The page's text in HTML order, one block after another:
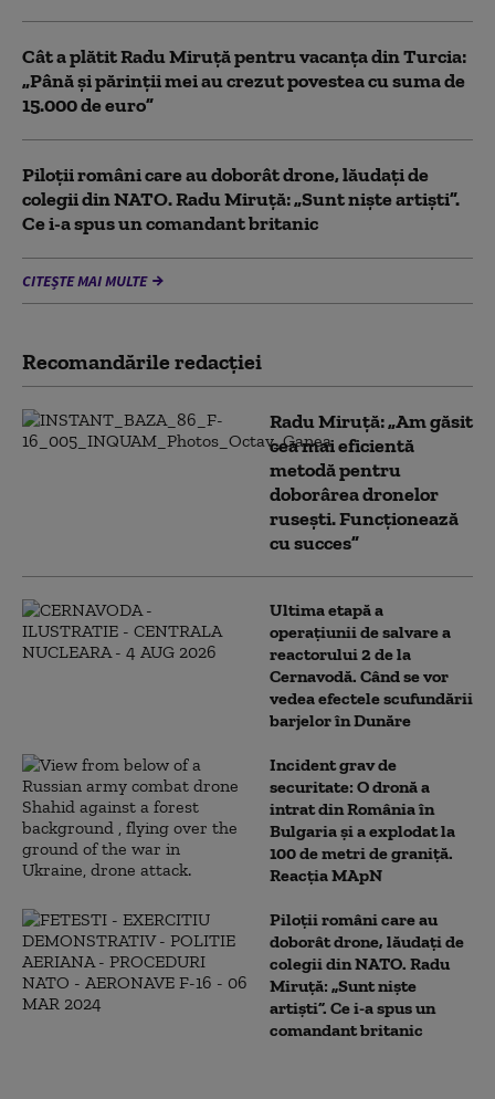
Cât a plătit Radu Miruță pentru vacanța din Turcia:
„Până și părinții mei au crezut povestea cu suma de
15.000 de euro”
Piloții români care au doborât drone, lăudați de
colegii din NATO. Radu Miruță: „Sunt niște artiști”.
Ce i-a spus un comandant britanic
CITEȘTE MAI MULTE
Recomandările redacţiei
Radu Miruță: „Am găsit
cea mai eficientă
metodă pentru
doborârea dronelor
rusești. Funcționează
cu succes”
Ultima etapă a
operațiunii de salvare a
reactorului 2 de la
Cernavodă. Când se vor
vedea efectele scufundării
barjelor în Dunăre
Incident grav de
securitate: O dronă a
intrat din România în
Bulgaria şi a explodat la
100 de metri de graniţă.
Reacția MApN
Piloții români care au
doborât drone, lăudați de
colegii din NATO. Radu
Miruță: „Sunt niște
artiști”. Ce i-a spus un
comandant britanic